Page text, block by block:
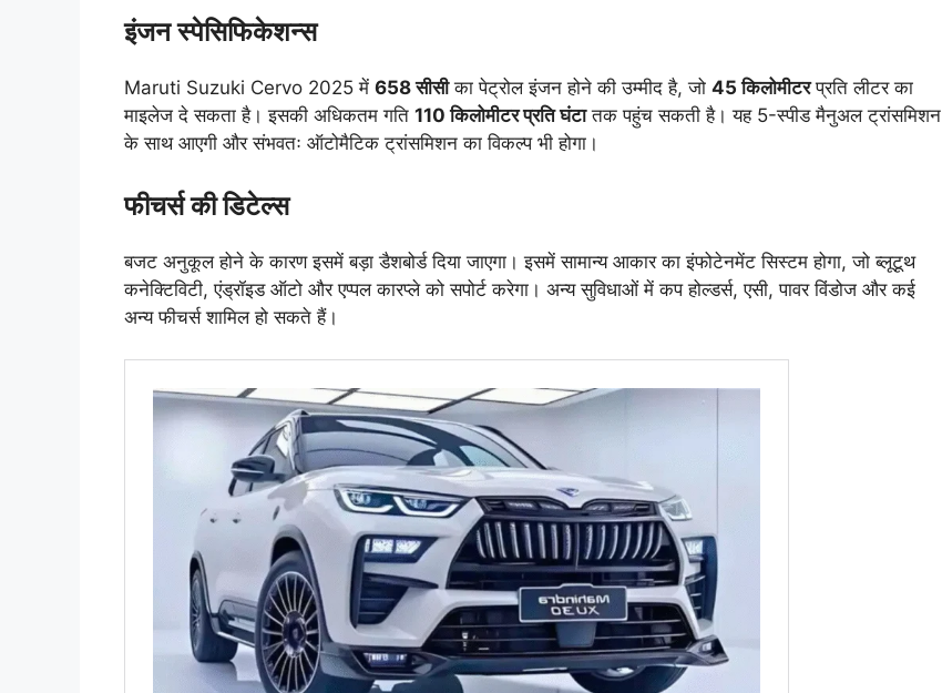
इंजन स्पेसिफिकेशन्स
Maruti Suzuki Cervo 2025 में 658 सीसीका पेट्रोल इंजन होने की उम्मीद है, जो 45 किलोमीटरप्रति लीटर का
माइलेज दे सकता है। इसकी अधिकतम गति 110 किलोमीटर प्रति घंटातक पहुंच सकती है। यह 5-स्पीड मैनुअल ट्रांसमिशन
के साथ आएगी और संभवतः ऑटोमैटिक ट्रांसमिशन का विकल्प भी होगा।
फीचर्स की डिटेल्स
बजट अनुकूल होने के कारण इसमें बड़ा डैशबोर्ड दिया जाएगा। इसमें सामान्य आकार का इंफोटेनमेंट सिस्टम होगा, जो ब्लूटूथ
कनेक्टिविटी, एंड्रॉइड ऑटो और एप्पल कारप्ले को सपोर्ट करेगा। अन्य सुविधाओं में कप होल्डर्स, एसी, पावर विंडोज और कई
अन्य फीचर्स शामिल हो सकते हैं।